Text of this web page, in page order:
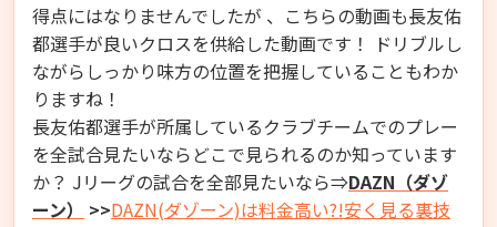
得点にはなりませんでしたが 、こちらの動画も長友佑
都選手が良いクロスを供給した動画です！ ドリブルし
ながらしっかり味方の位置を把握していることもわか
りますね！
長友佑都選手が所属しているクラブチームでのプレー
を全試合見たいならどこで見られるのか知っています
か？ Jリーグの試合を全部見たいなら⇒DAZN（ダゾ
ーン）
>>DAZN(ダゾーン)は料金高い?!安く見る裏技